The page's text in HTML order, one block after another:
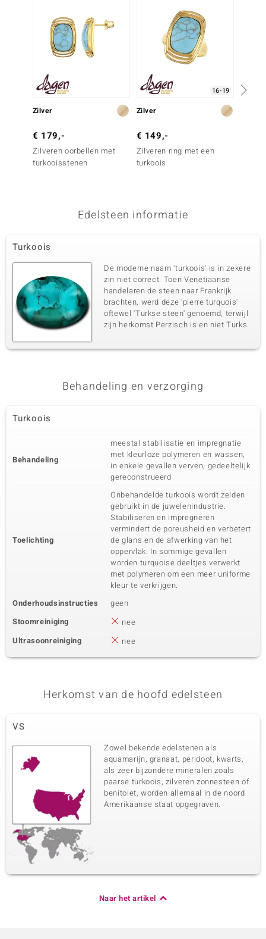
Zilver
€ 179,-
Zilveren oorbellen met
turkooisstenen
16-19
Zilver
€ 149,-
Zilveren ring met een
turkoois
Edelsteen informatie
Turkoois
De moderne naam 'turkoois' is in zekere
zin niet correct. Toen Venetiaanse
handelaren de steen naar Frankrijk
brachten, werd deze 'pierre turquois'
oftewel 'Turkse steen' genoemd, terwijl
zijn herkomst Perzisch is en niet Turks.
Behandeling en verzorging
Turkoois
Behandeling
meestal stabilisatie en impregnatie
met kleurloze polymeren en wassen,
in enkele gevallen verven, gedeeltelijk
gereconstrueerd
Toelichting
Onbehandelde turkoois wordt zelden
gebruikt in de juwelenindustrie.
Stabiliseren en impregneren
vermindert de poreusheid en verbetert
de glans en de afwerking van het
oppervlak. In sommige gevallen
worden turquoise deeltjes verwerkt
met polymeren om een meer uniforme
kleur te verkrijgen.
Onderhoudsinstructies
geen
Stoomreiniging
nee
Ultrasoonreiniging
nee
Herkomst van de hoofd edelsteen
VS
Zowel bekende edelstenen als
aquamarijn, granaat, peridoot, kwarts,
als zeer bijzondere mineralen zoals
paarse turkoois, zilveren zonnesteen of
benitoiet, worden allemaal in de noord
Amerikaanse staat opgegraven.
Naar het artikel